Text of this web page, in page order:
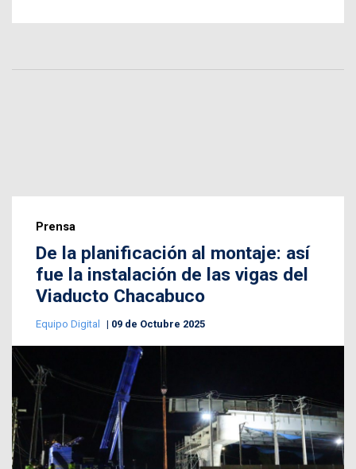
Prensa
De la planificación al montaje: así
fue la instalación de las vigas del
Viaducto Chacabuco
Equipo Digital 09 de Octubre 2025